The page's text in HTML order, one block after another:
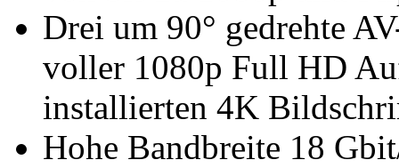
Drei um 90° gedrehte
voller 1080p Full HD
installierten 4K
Hohe Bandbreite 18